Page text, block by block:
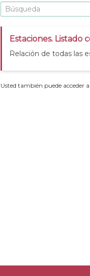
Estaciones. Listado
Relación de todas las
Usted también puede acceder